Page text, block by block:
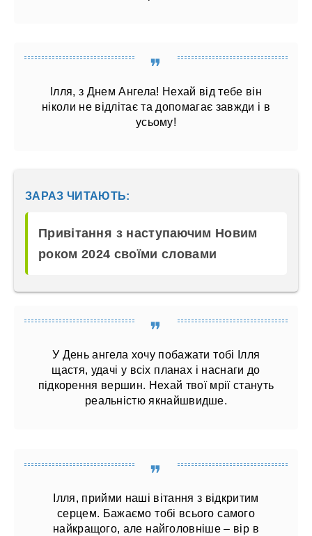
Ілля, з Днем Ангела! Нехай від тебе він
ніколи не відлітає та допомагає завжди і в
усьому!
ЗАРАЗ ЧИТАЮТЬ:
Привітання з наступаючим Новим
роком 2024 своїми словами
У День ангела хочу побажати тобі Ілля
щастя, удачі у всіх планах і наснаги до
підкорення вершин. Нехай твої мрії стануть
реальністю якнайшвидше.
Ілля, прийми наші вітання з відкритим
серцем. Бажаємо тобі всього самого
найкращого, але найголовніше – вір в